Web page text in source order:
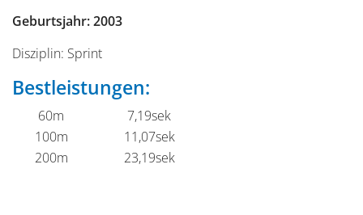
Geburtsjahr: 2003
Disziplin: Sprint
Bestleistungen:
60m
7,19sek
100m
11,07sek
200m
23,19sek